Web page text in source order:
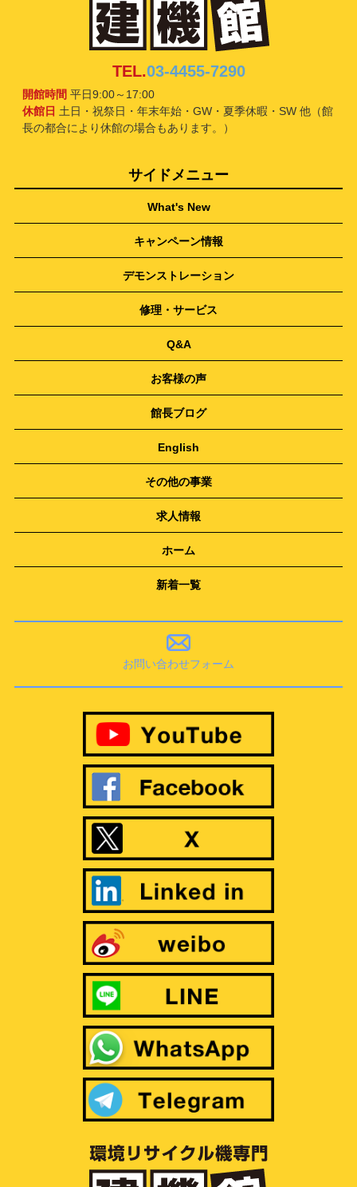
TEL.03-4455-7290
開館時間 平日9:00～17:00
休館日 土日・祝祭日・年末年始・GW・夏季休暇・SW 他（館
長の都合により休館の場合もあります。）
サイドメニュー
What's New
キャンペーン情報
デモンストレーション
修理・サービス
Q&A
お客様の声
館長ブログ
English
その他の事業
求人情報
ホーム
新着一覧
お問い合わせフォーム